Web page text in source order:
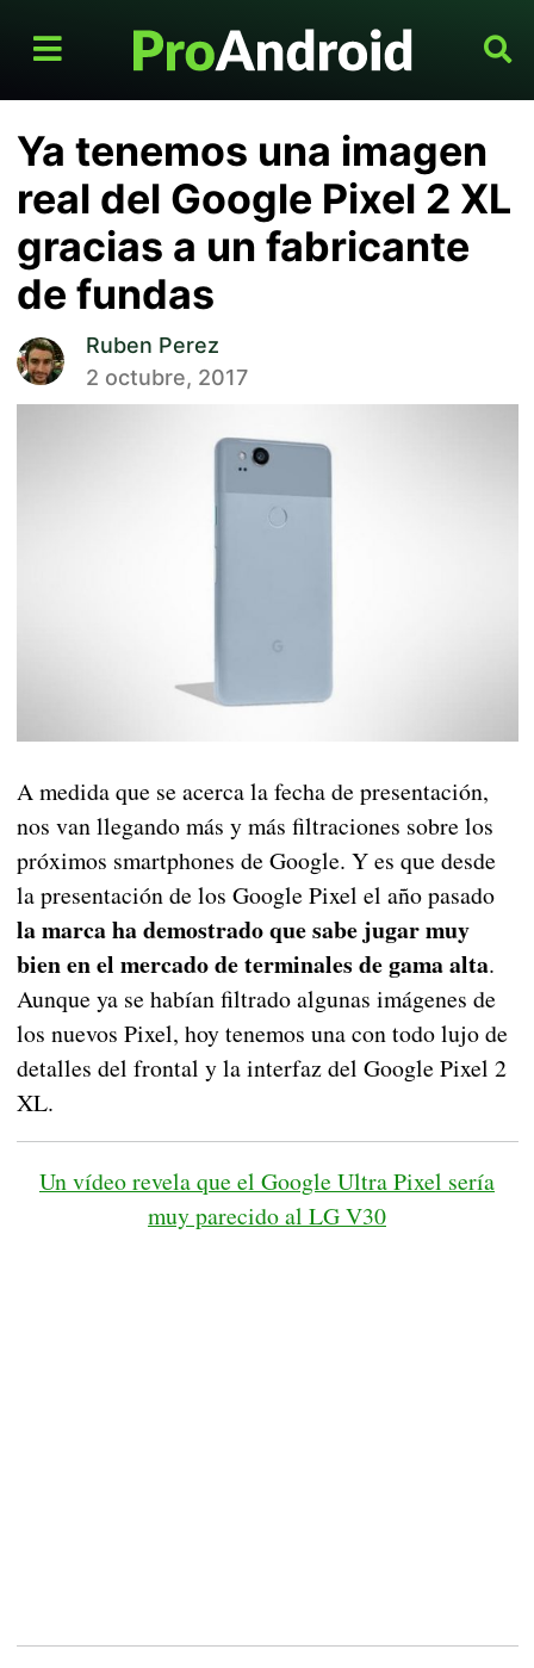
Ya tenemos una imagen
real del Google Pixel 2 XL
gracias a un fabricante
de fundas
Ruben Perez
2 octubre, 2017
A medida que se acerca la fecha de presentación,
nos van llegando más y más filtraciones sobre los
próximos smartphones de Google. Y es que desde
la presentación de los Google Pixel el año pasado
la marca ha demostrado que sabe jugar muy
bien en el mercado de terminales de gama alta.
Aunque ya se habían filtrado algunas imágenes de
los nuevos Pixel, hoy tenemos una con todo lujo de
detalles del frontal y la interfaz del Google Pixel 2
XL.
Un vídeo revela que el Google Ultra Pixel sería
muy parecido al LG V30